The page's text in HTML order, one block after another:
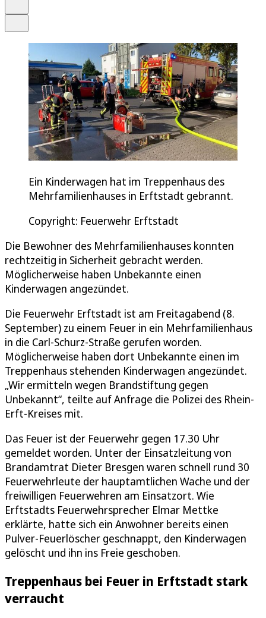
Ein Kinderwagen hat im Treppenhaus des
Mehrfamilienhauses in Erftstadt gebrannt.
Copyright: Feuerwehr Erftstadt
Die Bewohner des Mehrfamilienhauses konnten
rechtzeitig in Sicherheit gebracht werden.
Möglicherweise haben Unbekannte einen
Kinderwagen angezündet.
Die Feuerwehr Erftstadt ist am Freitagabend (8.
September) zu einem Feuer in ein Mehrfamilienhaus
in die Carl-Schurz-Straße gerufen worden.
Möglicherweise haben dort Unbekannte einen im
Treppenhaus stehenden Kinderwagen angezündet.
„Wir ermitteln wegen Brandstiftung gegen
Unbekannt“, teilte auf Anfrage die Polizei des Rhein-
Erft-Kreises mit.
Das Feuer ist der Feuerwehr gegen 17.30 Uhr
gemeldet worden. Unter der Einsatzleitung von
Brandamtrat Dieter Bresgen waren schnell rund 30
Feuerwehrleute der hauptamtlichen Wache und der
freiwilligen Feuerwehren am Einsatzort. Wie
Erftstadts Feuerwehrsprecher Elmar Mettke
erklärte, hatte sich ein Anwohner bereits einen
Pulver-Feuerlöscher geschnappt, den Kinderwagen
gelöscht und ihn ins Freie geschoben.
Treppenhaus bei Feuer in Erftstadt stark
verraucht